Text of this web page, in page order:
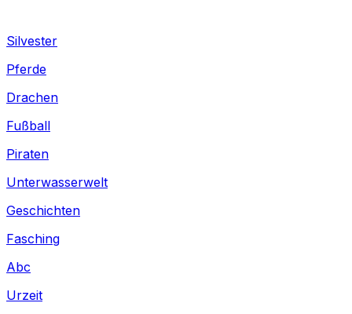
Silvester
Pferde
Drachen
Fußball
Piraten
Unterwasserwelt
Geschichten
Fasching
Abc
Urzeit